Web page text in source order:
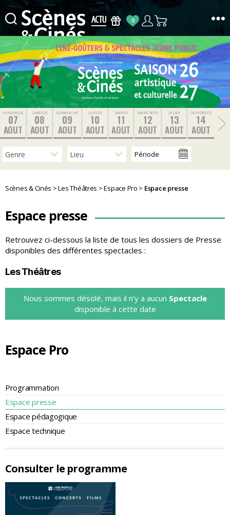
Scènes
&
Cinés
0
VENDREDI
07
AOUT
SAMEDI
08
AOUT
DIMANCHE
09
AOUT
LUNDI
10
AOUT
MARDI
11
AOUT
MERCREDI
12
AOUT
JEUDI
13
AOUT
VENDREDI
14
AOUT
Scènes & Cinés >Les Théâtres >Espace Pro > Espace presse
Espace Pro
Programmation
Espace presse
Espace pédagogique
Espace technique
Consulter le programme
Espace presse
Retrouvez ci-dessous la liste de tous les dossiers de Presse
disponibles des différentes spectacles :
Les Théâtres
Nous sommes désolé, mais il n'y a aucun Spectacle
disponible à cette date